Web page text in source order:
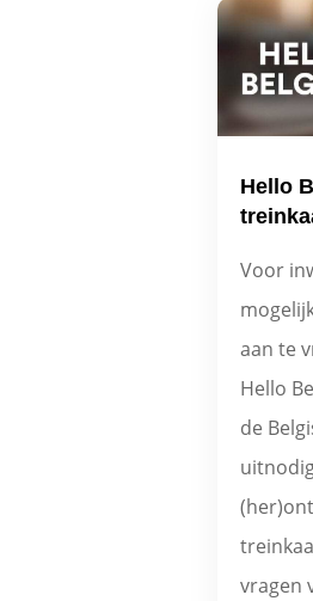
Hello
Voor
aan te
Hello
de
vragen